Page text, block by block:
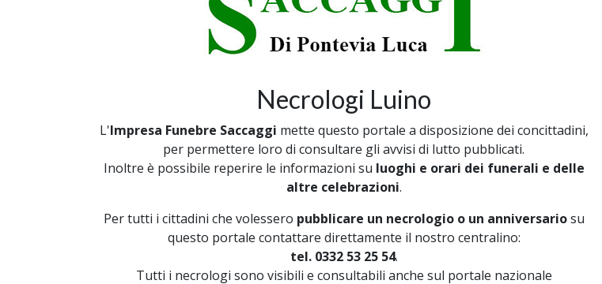
Necrologi Luino
L'Impresa Funebre Saccaggi mette questo portale a disposizione dei concittadini,
per permettere loro di consultare gli avvisi di lutto pubblicati.
Inoltre è possibile reperire le informazioni su luoghi e orari dei funerali e delle
altre celebrazioni.
Per tutti i cittadini che volessero pubblicare un necrologio o un anniversariosu
questo portale contattare direttamente il nostro centralino:
tel. 0332 53 25 54.
Tutti i necrologi sono visibili e consultabili anche sul portale nazionale